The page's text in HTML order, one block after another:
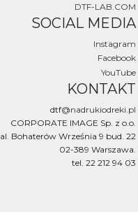
DTF-LAB.COM
SOCIAL MEDIA
Instagram
Facebook
YouTube
KONTAKT
dtf@nadrukiodreki.pl
CORPORATE IMAGE Sp. z o.o.
al. Bohaterów Września 9 bud. 22
02-389 Warszawa.
tel. 22 212 94 03